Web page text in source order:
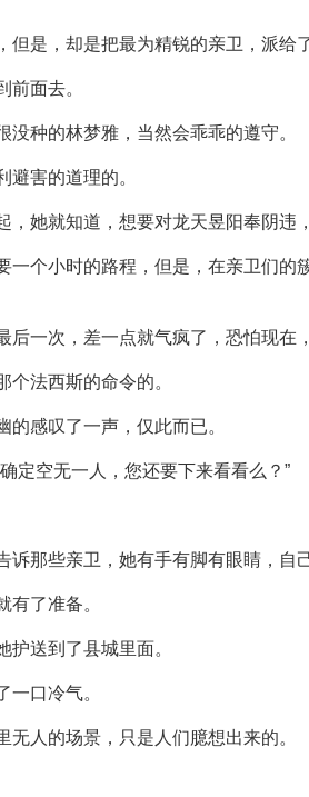
是，却是把最为精锐的亲卫，派给
前面去。
种的林梦雅，当然会乖乖的遵守。
害的道理的。
她就知道，想要对龙天昱阳奉阴违
一个小时的路程，但是，在亲卫们
一次，差一点就气疯了，恐怕现在
法西斯的命令的。
感叹了一声，仅此而已。
定空无一人，您还要下来看看么？”
那些亲卫，她有手有脚有眼睛，自
有了准备。
护送到了县城里面。
一口冷气。
人的场景，只是人们臆想出来的。